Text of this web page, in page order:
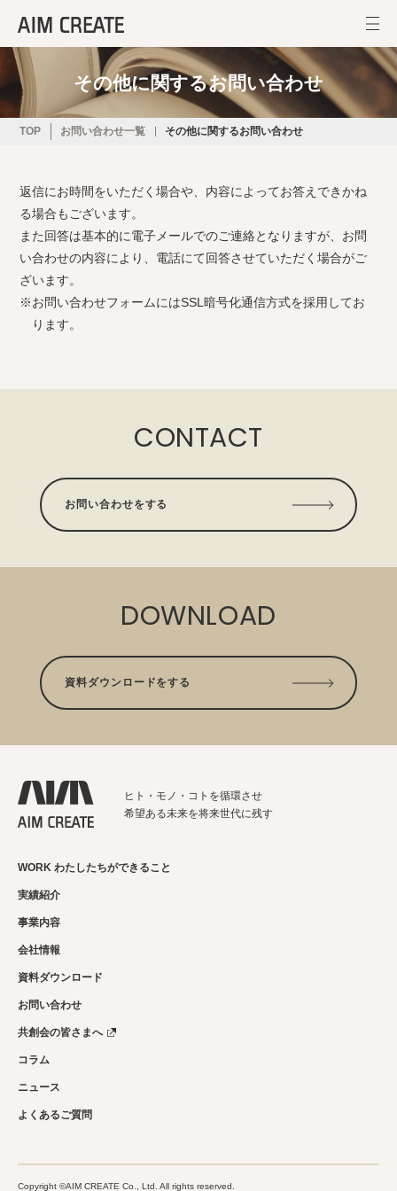
その他に関するお問い合わせ
TOP お問い合わせ一覧 その他に関するお問い合わせ
返信にお時間をいただく場合や、内容によってお答えできかね
る場合もございます。
また回答は基本的に電子メールでのご連絡となりますが、お問
い合わせの内容により、電話にて回答させていただく場合がご
ざいます。
お問い合わせフォームにはSSL暗号化通信方式を採用してお
ります。
CONTACT
お問い合わせをする
DOWNLOAD
資料ダウンロードをする
ヒト・モノ・コトを循環させ
希望ある未来を将来世代に残す
WORK わたしたちができること
実績紹介
事業内容
会社情報
資料ダウンロード
お問い合わせ
共創会の皆さまへ
コラム
ニュース
よくあるご質問
Copyright ©AIM CREATE Co., Ltd. All rights reserved.